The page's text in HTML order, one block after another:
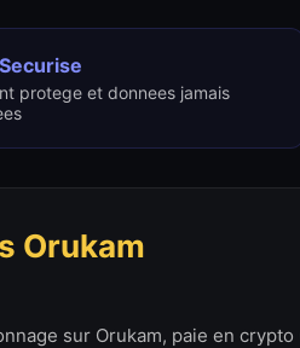
protege et donnees jamais
Orukam
sur Orukam, paie en crypto